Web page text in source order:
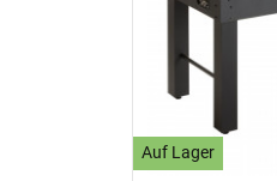
Auf Lager